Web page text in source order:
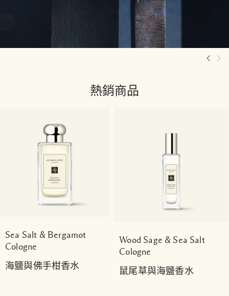
熱銷商品
Sea Salt & Bergamot
Cologne
海鹽與佛手柑香水
Wood Sage & Sea Salt
Cologne
鼠尾草與海鹽香水